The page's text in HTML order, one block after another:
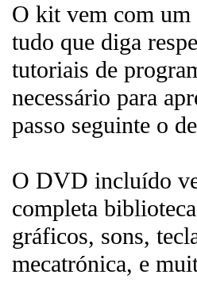
O kit vem com um
tudo que diga
tutoriais de
necessário para
passo seguinte o
O DVD incluído
completa
gráficos, sons,
mecatrónica, e